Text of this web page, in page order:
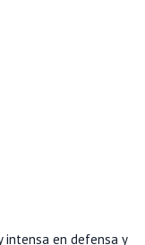
intensa en defensa y